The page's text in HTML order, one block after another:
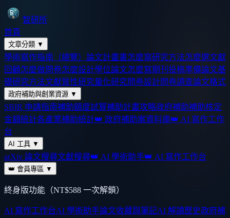
智研所
首頁
文章分類 ▼
學術寫作指南（總覽） 論文計畫書怎麼寫研究方法怎麼選文獻
回顧怎麼做問卷怎麼設計學位論文怎麼寫期刊投稿準備論文基
礎研究方法文獻質性研究量化研究問卷設計問卷調查論文格式
政府補助與創業資源 ▼
SBIR 申請指南補助額度試算補助計畫攻略政府補助補助核定
金額統計各產業補助統計👑 政府補助案資料庫👑 AI 寫作工作
台
AI 工具 ▼
arXiv 論文搜尋文獻搜尋👑 AI 學術助手👑 AI 寫作工作台
👑 會員專區 ▼
終身版功能（NT$588 一次解鎖）
AI 寫作工作台AI 學術助手論文收藏與筆記AI 解讀歷史政府補